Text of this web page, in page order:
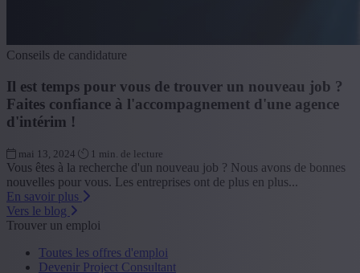
Conseils de candidature
Il est temps pour vous de trouver un nouveau job ?
Faites confiance à l'accompagnement d'une agence
d'intérim !
mai 13, 2024 1 min. de lecture
Vous êtes à la recherche d'un nouveau job ? Nous avons de bonnes
nouvelles pour vous. Les entreprises ont de plus en plus...
En savoir plus
Vers le blog
Trouver un emploi
Toutes les offres d'emploi
Devenir Project Consultant